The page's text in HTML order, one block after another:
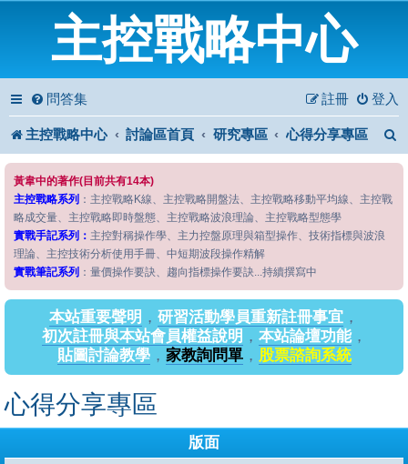
主控戰略中心
問答集 登入
註冊
主控戰略中心 討論區首頁 研究專區 心得分享專區
黃韋中的著作(目前共有14本)
主控戰略系列 ：主控戰略K線、主控戰略開盤法、主控戰略移動平均線、主控戰
略成交量、主控戰略即時盤態、主控戰略波浪理論、主控戰略型態學
實戰手記系列： 主控對稱操作學、主力控盤原理與箱型操作、技術指標與波浪
理論、主控技術分析使用手冊、中短期波段操作精解
實戰筆記系列 ：量價操作要訣、趨向指標操作要訣...持續撰寫中
本站重要聲明 ， 研習活動學員重新註冊事宜 ，
初次註冊與本站會員權益說明 ， 本站論壇功能，
貼圖討論教學， 家教詢問單， 股票諮詢系統
心得分享專區
版面